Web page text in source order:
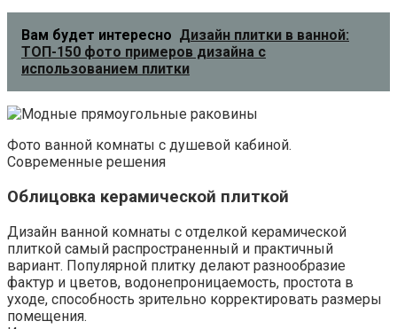
Вам будет интересно Дизайн плитки в ванной:
ТОП-150 фото примеров дизайна с
использованием плитки
Фото ванной комнаты с душевой кабиной.
Современные решения
Облицовка керамической плиткой
Дизайн ванной комнаты с отделкой керамической
плиткой самый распространенный и практичный
вариант. Популярной плитку делают разнообразие
фактур и цветов, водонепроницаемость, простота в
уходе, способность зрительно корректировать размеры
помещения.